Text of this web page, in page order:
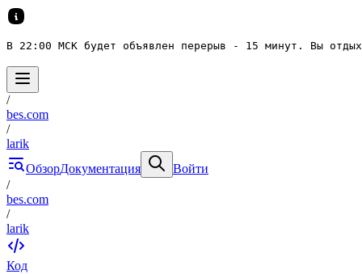
В 22:00 МСК будет объявлен перерыв - 15 минут. Вы
/
bes.com
/
larik
ОбзорДокументация
Войти
/
bes.com
/
larik
Код